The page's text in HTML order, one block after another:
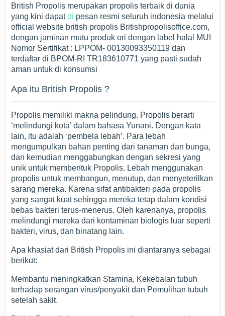
British Propolis merupakan propolis terbaik di dunia
yang kini dapatdi pesan resmi seluruh indonesia melalui
official website british propolis Britishpropolisoffice.com,
dengan jaminan mutu produk ori dengan label halal MUI
Nomor Sertifikat : LPPOM- 00130093350119 dan
terdaftar di BPOM-RI TR183610771 yang pasti sudah
aman untuk di konsumsi
Apa itu British Propolis ?
Propolis memiliki makna pelindung. Propolis berarti
‘melindungi kota’ dalam bahasa Yunani. Dengan kata
lain, itu adalah ‘pembela lebah’. Para lebah
mengumpulkan bahan penting dari tanaman dan bunga,
dan kemudian menggabungkan dengan sekresi yang
unik untuk membentuk Propolis. Lebah menggunakan
propolis untuk membangun, menutup, dan menyeterilkan
sarang mereka. Karena sifat antibakteri pada propolis
yang sangat kuat sehingga mereka tetap dalam kondisi
bebas bakteri terus-menerus. Oleh karenanya, propolis
melindungi mereka dari kontaminan biologis luar seperti
bakteri, virus, dan binatang lain.
Apa khasiat dari British Propolis ini diantaranya sebagai
berikut:
Membantu meningkatkan Stamina, Kekebalan tubuh
terhadap serangan virus/penyakit dan Pemulihan tubuh
setelah sakit.